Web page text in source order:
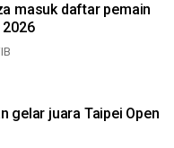
masuk daftar pemain
2026
gelar juara Taipei Open